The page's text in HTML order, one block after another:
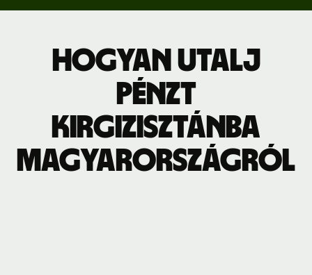
Hogyan utalj
pénzt
Kirgizisztánba
Magyarországról